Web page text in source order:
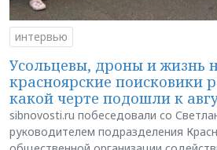
интервью
Усольцевы, дроны и жизнь
красноярские поисковики
какой черте подошли к
sibnovosti.ru побеседовали со
руководителем подразделения